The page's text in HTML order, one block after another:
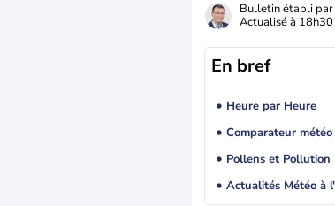
Bulletin établi par
Actualisé à 18h30
En bref
Heure par Heure
Comparateur météo
Pollens et Pollution